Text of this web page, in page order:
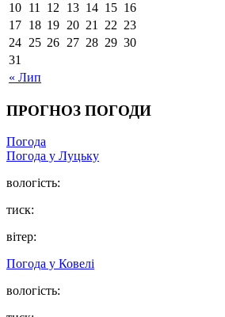
« Лип
10 11 12 13 14 15 16
17 18 19 20 21 22 23
24 25 26 27 28 29 30
31
ПРОГНОЗ ПОГОДИ
Погода
Погода у Луцьку
вологість:
тиск:
вітер:
Погода у Ковелі
вологість: